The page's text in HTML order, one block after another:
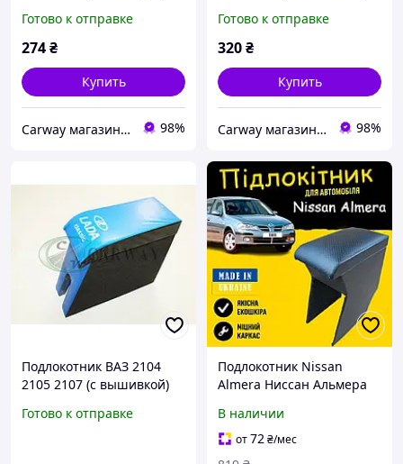
Готово к отправке
274₴
Купить
Сarway магазин автозапчастей 98%
Готово к отправке
320₴
Купить
Сarway магазин автозапчастей 98%
Подлокотник ВАЗ 2104
2105 2107 (с вышивкой)
Готово к отправке
Подлокотник Nissan
Almera Ниссан Альмера
салона обвес Tuning
В наличии
от72₴/мес